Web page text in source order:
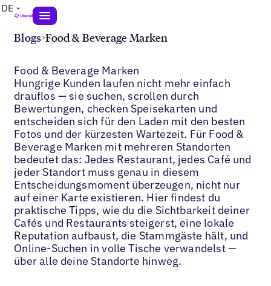
DE
Blogs>Food & Beverage Marken
Food & Beverage Marken
Hungrige Kunden laufen nicht mehr einfach
drauflos — sie suchen, scrollen durch
Bewertungen, checken Speisekarten und
entscheiden sich für den Laden mit den besten
Fotos und der kürzesten Wartezeit. Für Food &
Beverage Marken mit mehreren Standorten
bedeutet das: Jedes Restaurant, jedes Café und
jeder Standort muss genau in diesem
Entscheidungsmoment überzeugen, nicht nur
auf einer Karte existieren. Hier findest du
praktische Tipps, wie du die Sichtbarkeit deiner
Cafés und Restaurants steigerst, eine lokale
Reputation aufbaust, die Stammgäste hält, und
Online-Suchen in volle Tische verwandelst —
über alle deine Standorte hinweg.